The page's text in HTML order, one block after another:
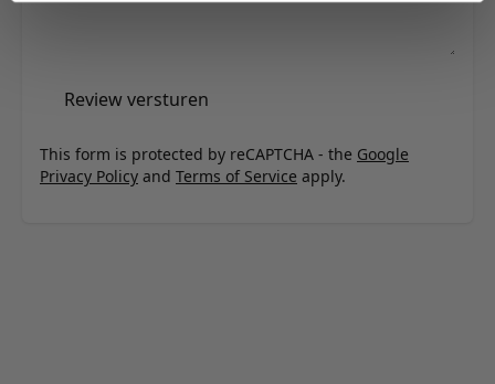
Review versturen
This form is protected by reCAPTCHA - the Google
Privacy Policy and Terms of Service apply.